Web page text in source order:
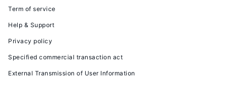
Term of service
Help & Support
Privacy policy
Specified commercial transaction act
External Transmission of User Information